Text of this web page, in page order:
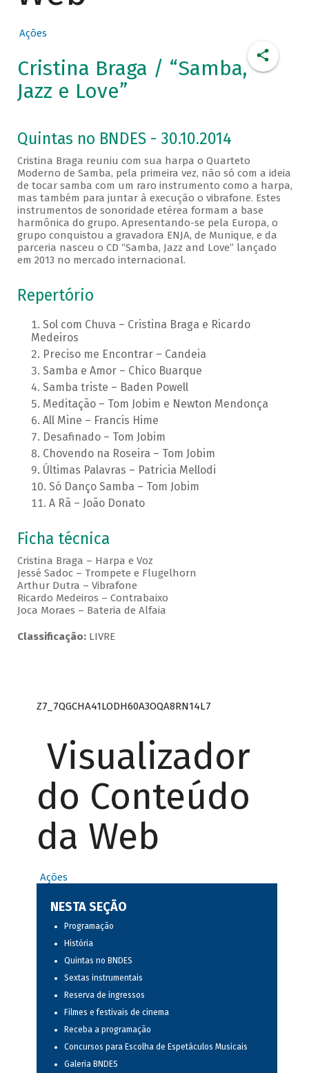
Ações
Cristina Braga / “Samba,
Jazz e Love”
Quintas no BNDES - 30.10.2014
Cristina Braga reuniu com sua harpa o Quarteto
Moderno de Samba, pela primeira vez, não só com a ideia
de tocar samba com um raro instrumento como a harpa,
mas também para juntar à execução o vibrafone. Estes
instrumentos de sonoridade etérea formam a base
harmônica do grupo. Apresentando-se pela Europa, o
grupo conquistou a gravadora ENJA, de Munique, e da
parceria nasceu o CD “Samba, Jazz and Love” lançado
em 2013 no mercado internacional.
Repertório
Sol com Chuva – Cristina Braga e Ricardo
Medeiros
Preciso me Encontrar – Candeia
Samba e Amor – Chico Buarque
Samba triste – Baden Powell
Meditação – Tom Jobim e Newton Mendonça
All Mine – Francis Hime
Desafinado – Tom Jobim
Chovendo na Roseira – Tom Jobim
Últimas Palavras – Patricia Mellodi
Só Danço Samba – Tom Jobim
A Rã – João Donato
Ficha técnica
Cristina Braga – Harpa e Voz
Jessé Sadoc – Trompete e Flugelhorn
Arthur Dutra – Vibrafone
Ricardo Medeiros – Contrabaixo
Joca Moraes – Bateria de Alfaia
Classificação:LIVRE
Z7_7QGCHA41LODH60A3OQA8RN14L7
Visualizador
do Conteúdo
da Web
Ações
NESTA SEÇÃO
Programação
História
Quintas no BNDES
Sextas instrumentais
Reserva de ingressos
Filmes e festivais de cinema
Receba a programação
Concursos para Escolha de Espetáculos Musicais
Galeria BNDES